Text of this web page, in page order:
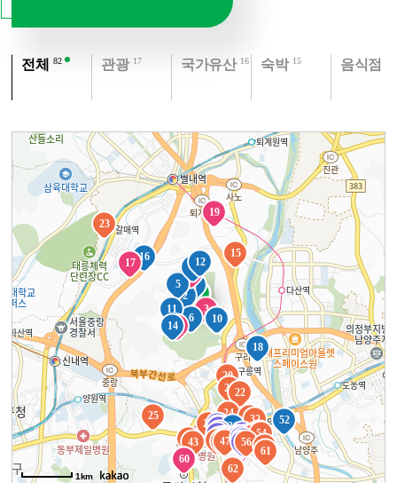
전체 82 관광 17 국가유산 16 숙박 15 음식점
1
2
3
4
5
6
7
8
9
10
11
12
13
14
15
16
17
18
19
20
2122
23
24
25
2627
28
29
30 31
32
33
34
35 36
3738
39
4041 42
43 44
45 46
47 48
49 50
51
52
53
54
55
56
57
58
59
60
61
62
1km